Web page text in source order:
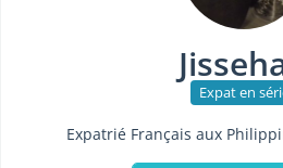
Expat en
Expatrié Français aux